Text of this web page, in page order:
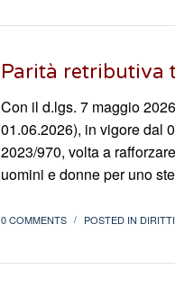
Parità retributiva
Con il d.lgs. 7 maggio
01.06.2026), in vigore dal
2023/970, volta a
uomini e donne per uno
0 COMMENTS / POSTED IN